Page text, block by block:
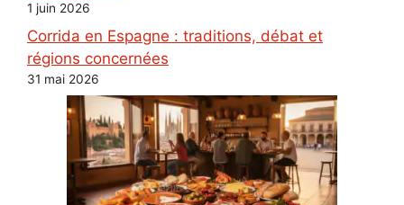
1 juin 2026
Corrida en Espagne : traditions, débat et
régions concernées
31 mai 2026